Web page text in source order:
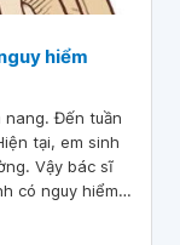
hiểm
nang. Đến tuần
tại, em sinh
Vậy bác sĩ
có nguy hiểm
hưởng tới em